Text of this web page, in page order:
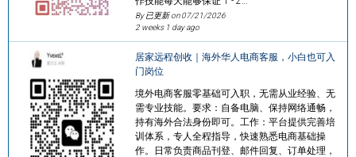
By 已更新 on07/21/2026
2 weeks 1 day ago
居家远程创收｜海外华人电商客服，小白也可入
门岗位
境外电商客服零基础可入职，无需从业经验、无
需专业技能。要求：自备电脑、保持网络通畅，
持有海外合法身份即可。工作：平台提供完善培
训体系，专人全程指导，快速熟悉电商基础操
作。日常负责商品刊登、邮件回复、订单处理，